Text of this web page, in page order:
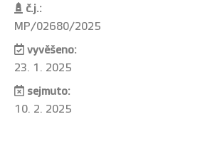
č.j.:
MP/02680/2025
vyvěšeno:
23. 1. 2025
sejmuto:
10. 2. 2025